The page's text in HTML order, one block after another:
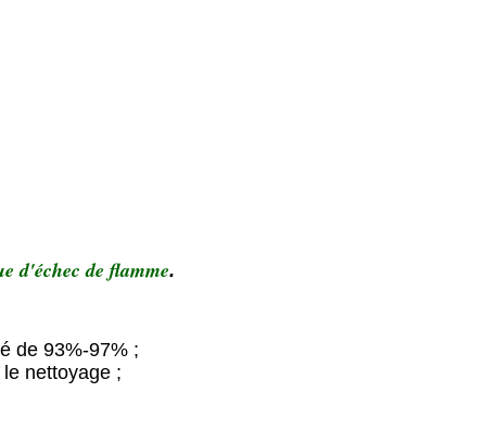
d'échec de flamme.
de 93%-97% ;
nettoyage ;